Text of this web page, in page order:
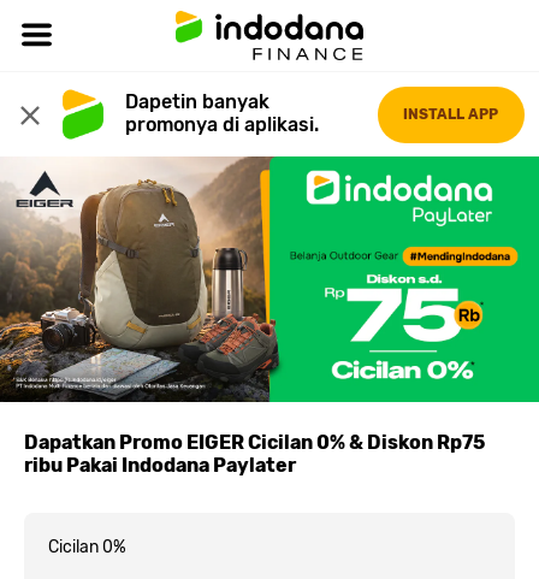
Dapetin banyak
promonya di aplikasi.
INSTALL APP
Dapatkan Promo EIGER Cicilan 0% & Diskon Rp75
ribu Pakai Indodana Paylater
Cicilan 0%